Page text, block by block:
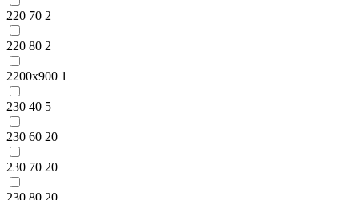
220 70 2
220 80 2
2200x900 1
230 40 5
230 60 20
230 70 20
230 80 20